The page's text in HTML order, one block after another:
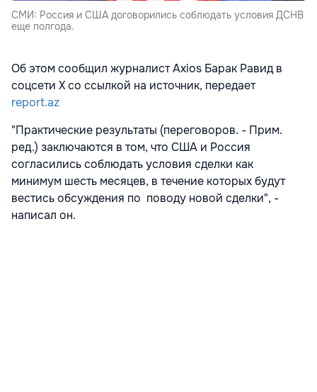
СМИ: Россия и США договорились соблюдать условия ДСНВ
еще полгода.
Об этом сообщил журналист Axios Барак Равид в
соцсети Х со ссылкой на источник, передает
report.az
"Практические результаты (переговоров. - Прим.
ред.) заключаются в том, что США и Россия
согласились соблюдать условия сделки как
минимум шесть месяцев, в течение которых будут
вестись обсуждения по поводу новой сделки", -
написал он.